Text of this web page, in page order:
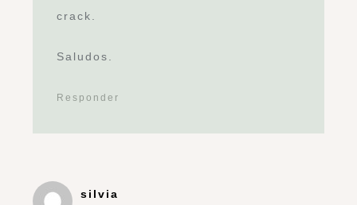
crack.
Saludos.
Responder
silvia